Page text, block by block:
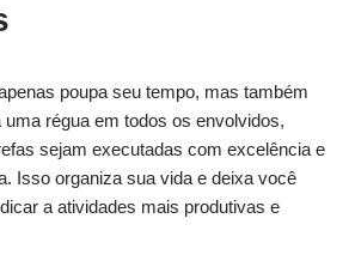
poupa seu tempo, mas também
régua em todos os envolvidos,
sejam executadas com excelência e
Isso organiza sua vida e deixa você
a atividades mais produtivas e